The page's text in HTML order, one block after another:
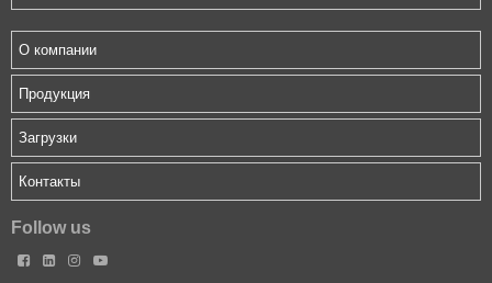
О компании
Продукция
Загрузки
Контакты
Follow us
   